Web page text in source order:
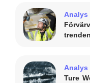
Analys
trenden
Analys
Ture